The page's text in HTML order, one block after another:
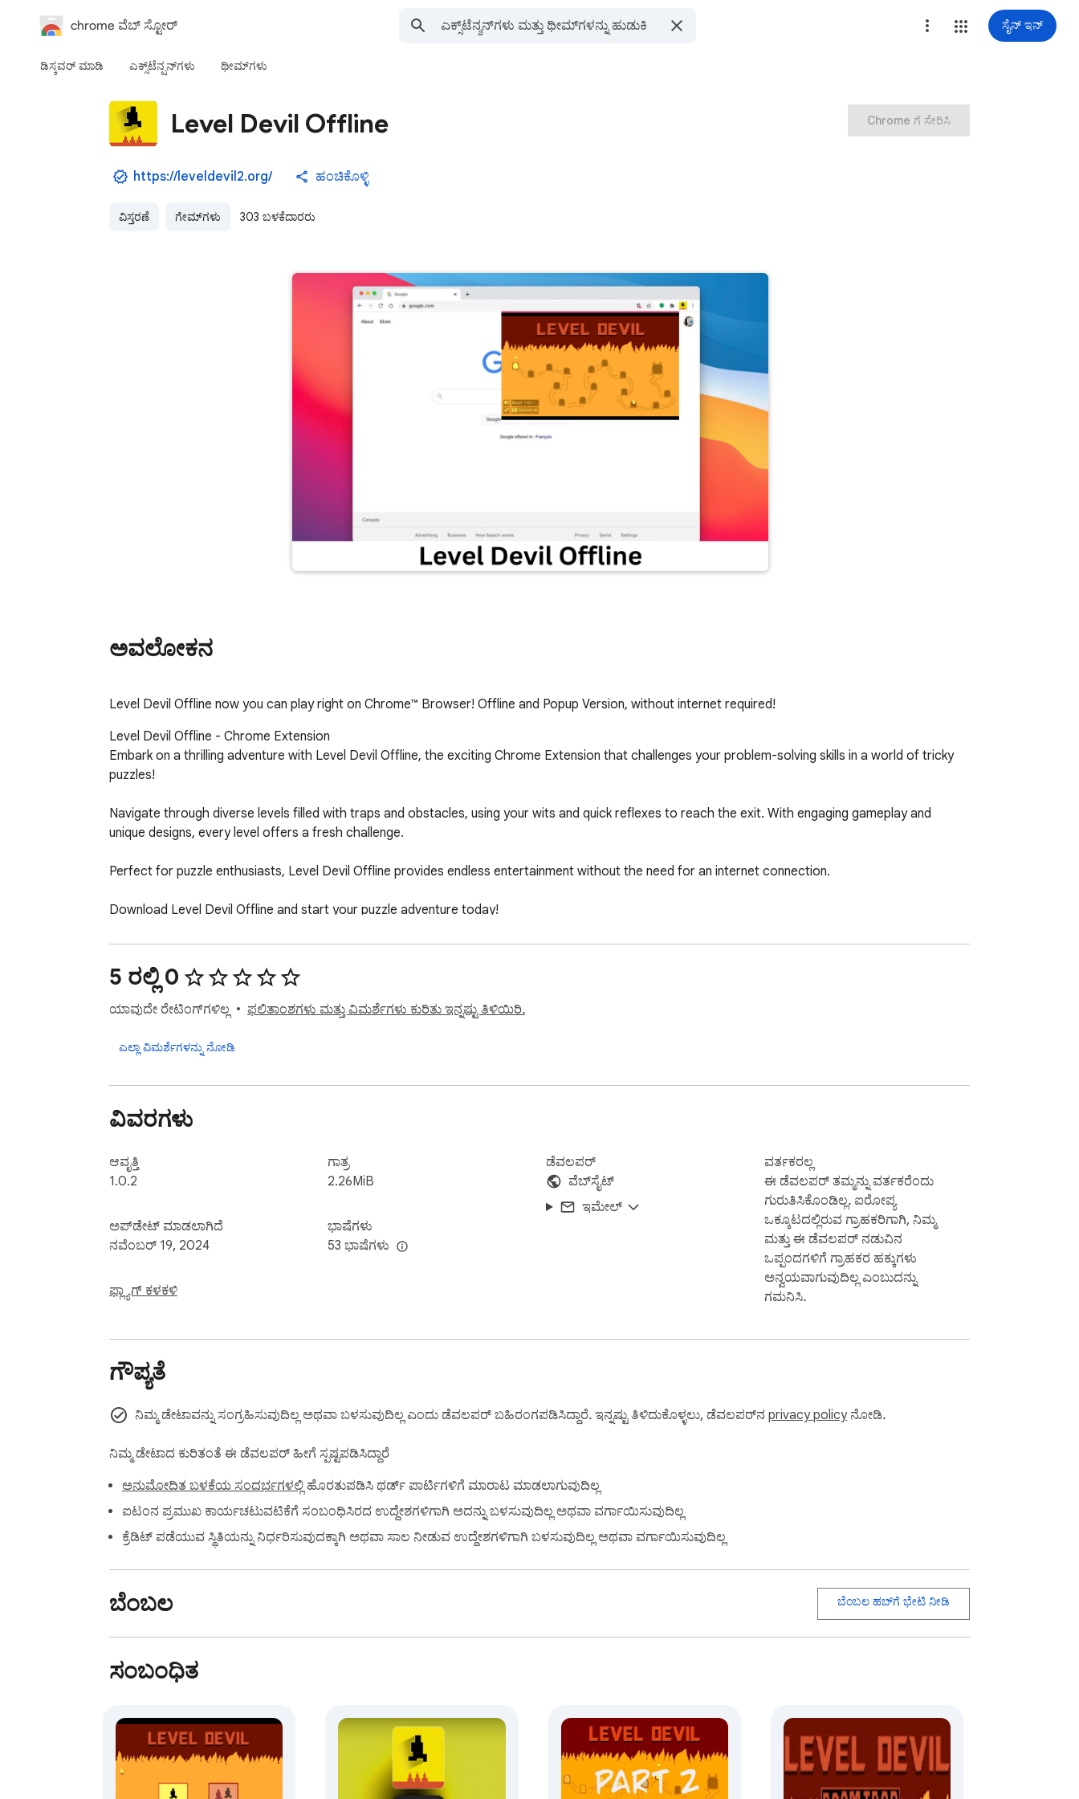
chrome ವೆಬ್‌ ಸ್ಟೋರ್‌ ಸೈನ್ ಇನ್
ಡಿಸ್ಕವರ್ ಮಾಡಿ ಎಕ್ಸ್‌ಟೆನ್ಷನ್‌‌ಗಳು ಥೀಮ್‌ಗಳು
Level Devil Offline
https://leveldevil2.org/ ಹಂಚಿಕೊಳ್ಳಿ
ವಿಸ್ತರಣೆ ಗೇಮ್‌ಗಳು 303 ಬಳಕೆದಾರರು
Chrome ಗೆ ಸೇರಿಸಿ
ಅವಲೋಕನ
Level Devil Offline now you can play right on Chrome™ Browser! Offline and Popup Version, without internet required!
Level Devil Offline - Chrome Extension
Embark on a thrilling adventure with Level Devil Offline, the exciting Chrome Extension that challenges your problem-solving skills in a world of tricky
puzzles!
Navigate through diverse levels filled with traps and obstacles, using your wits and quick reflexes to reach the exit. With engaging gameplay and
unique designs, every level offers a fresh challenge.
Perfect for puzzle enthusiasts, Level Devil Offline provides endless entertainment without the need for an internet connection.
Download Level Devil Offline and start your puzzle adventure today!
If you want to find more games press "Unblocked Games" button, we have a link for quick access to our website. Have fun!
5 ರಲ್ಲಿ 0
ಯಾವುದೇ ರೇಟಿಂಗ್‌ಗಳಿಲ್ಲ ಫಲಿತಾಂಶಗಳು ಮತ್ತು ವಿಮರ್ಶೆಗಳು ಕುರಿತು ಇನ್ನಷ್ಟು ತಿಳಿಯಿರಿ.
ಎಲ್ಲಾ ವಿಮರ್ಶೆಗಳನ್ನು ನೋಡಿ
ವಿವರಗಳು
ಆವೃತ್ತಿ
1.0.2
ಅಪ್‌ಡೇಟ್ ಮಾಡಲಾಗಿದೆ
ನವೆಂಬರ್ 19, 2024
ಫ್ಲ್ಯಾಗ್ ಕಳಕಳಿ
ಗಾತ್ರ
2.26MiB
ಭಾಷೆಗಳು
53 ಭಾಷೆಗಳು
ಡೆವಲಪರ್
ವೆಬ್‌ಸೈಟ್
ಇಮೇಲ್
ವರ್ತಕರಲ್ಲ
ಈ ಡೆವಲಪರ್ ತಮ್ಮನ್ನು ವರ್ತಕರೆಂದು
ಗುರುತಿಸಿಕೊಂಡಿಲ್ಲ. ಐರೋಪ್ಯ
ಒಕ್ಕೂಟದಲ್ಲಿರುವ ಗ್ರಾಹಕರಿಗಾಗಿ, ನಿಮ್ಮ
ಮತ್ತು ಈ ಡೆವಲಪರ್ ನಡುವಿನ
ಒಪ್ಪಂದಗಳಿಗೆ ಗ್ರಾಹಕರ ಹಕ್ಕುಗಳು
ಅನ್ವಯವಾಗುವುದಿಲ್ಲ ಎಂಬುದನ್ನು
ಗಮನಿಸಿ.
ಗೌಪ್ಯತೆ
ನಿಮ್ಮ ಡೇಟಾವನ್ನು ಸಂಗ್ರಹಿಸುವುದಿಲ್ಲ ಅಥವಾ ಬಳಸುವುದಿಲ್ಲ ಎಂದು ಡೆವಲಪರ್ ಬಹಿರಂಗಪಡಿಸಿದ್ದಾರೆ. ಇನ್ನಷ್ಟು ತಿಳಿದುಕೊಳ್ಳಲು, ಡೆವಲಪರ್‌ನ privacy policyನೋಡಿ.
ನಿಮ್ಮ ಡೇಟಾದ ಕುರಿತಂತೆ ಈ ಡೆವಲಪರ್ ಹೀಗೆ ಸ್ಪಷ್ಟಪಡಿಸಿದ್ದಾರೆ
ಅನುಮೋದಿತ ಬಳಕೆಯ ಸಂದರ್ಭಗಳಲ್ಲಿ ಹೊರತುಪಡಿಸಿ ಥರ್ಡ್ ಪಾರ್ಟಿಗಳಿಗೆ ಮಾರಾಟ ಮಾಡಲಾಗುವುದಿಲ್ಲ
ಐಟಂನ ಪ್ರಮುಖ ಕಾರ್ಯಚಟುವಟಿಕೆಗೆ ಸಂಬಂಧಿಸಿರದ ಉದ್ದೇಶಗಳಿಗಾಗಿ ಅದನ್ನು ಬಳಸುವುದಿಲ್ಲ ಅಥವಾ ವರ್ಗಾಯಿಸುವುದಿಲ್ಲ
ಕ್ರೆಡಿಟ್ ಪಡೆಯುವ ಸ್ಥಿತಿಯನ್ನು ನಿರ್ಧರಿಸುವುದಕ್ಕಾಗಿ ಅಥವಾ ಸಾಲ ನೀಡುವ ಉದ್ದೇಶಗಳಿಗಾಗಿ ಬಳಸುವುದಿಲ್ಲ ಅಥವಾ ವರ್ಗಾಯಿಸುವುದಿಲ್ಲ
ಬೆಂಬಲ ಬೆಂಬಲ ಹಬ್‌ಗೆ ಭೇಟಿ ನೀಡಿ
ಸಂಬಂಧಿತ